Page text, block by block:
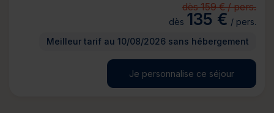
dès 159 € / pers.
dès 135 € / pers.
Meilleur tarif au 10/08/2026 sans hébergement
Je personnalise ce séjour